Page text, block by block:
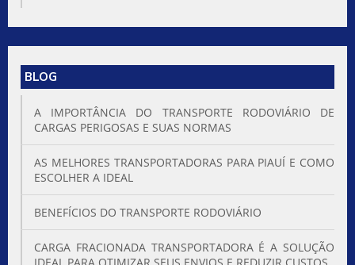
BLOG
A IMPORTÂNCIA DO TRANSPORTE RODOVIÁRIO DE
CARGAS PERIGOSAS E SUAS NORMAS
AS MELHORES TRANSPORTADORAS PARA PIAUÍ E COMO
ESCOLHER A IDEAL
BENEFÍCIOS DO TRANSPORTE RODOVIÁRIO
CARGA FRACIONADA TRANSPORTADORA É A SOLUÇÃO